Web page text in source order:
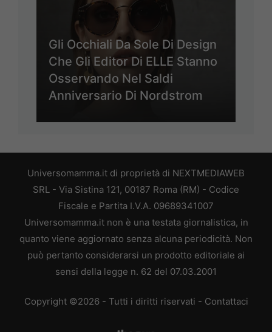
Gli Occhiali Da Sole Di Design
Che Gli Editor Di ELLE Stanno
Osservando Nel Saldi
Anniversario Di Nordstrom
Universomamma.it di proprietà di NEXTMEDIAWEB
SRL - Via Sistina 121, 00187 Roma (RM) - Codice
Fiscale e Partita I.V.A. 09689341007
Universomamma.it non è una testata giornalistica, in
quanto viene aggiornato senza alcuna periodicità. Non
può pertanto considerarsi un prodotto editoriale ai
sensi della legge n. 62 del 07.03.2001
Copyright ©2026 - Tutti i diritti riservati - Contattaci